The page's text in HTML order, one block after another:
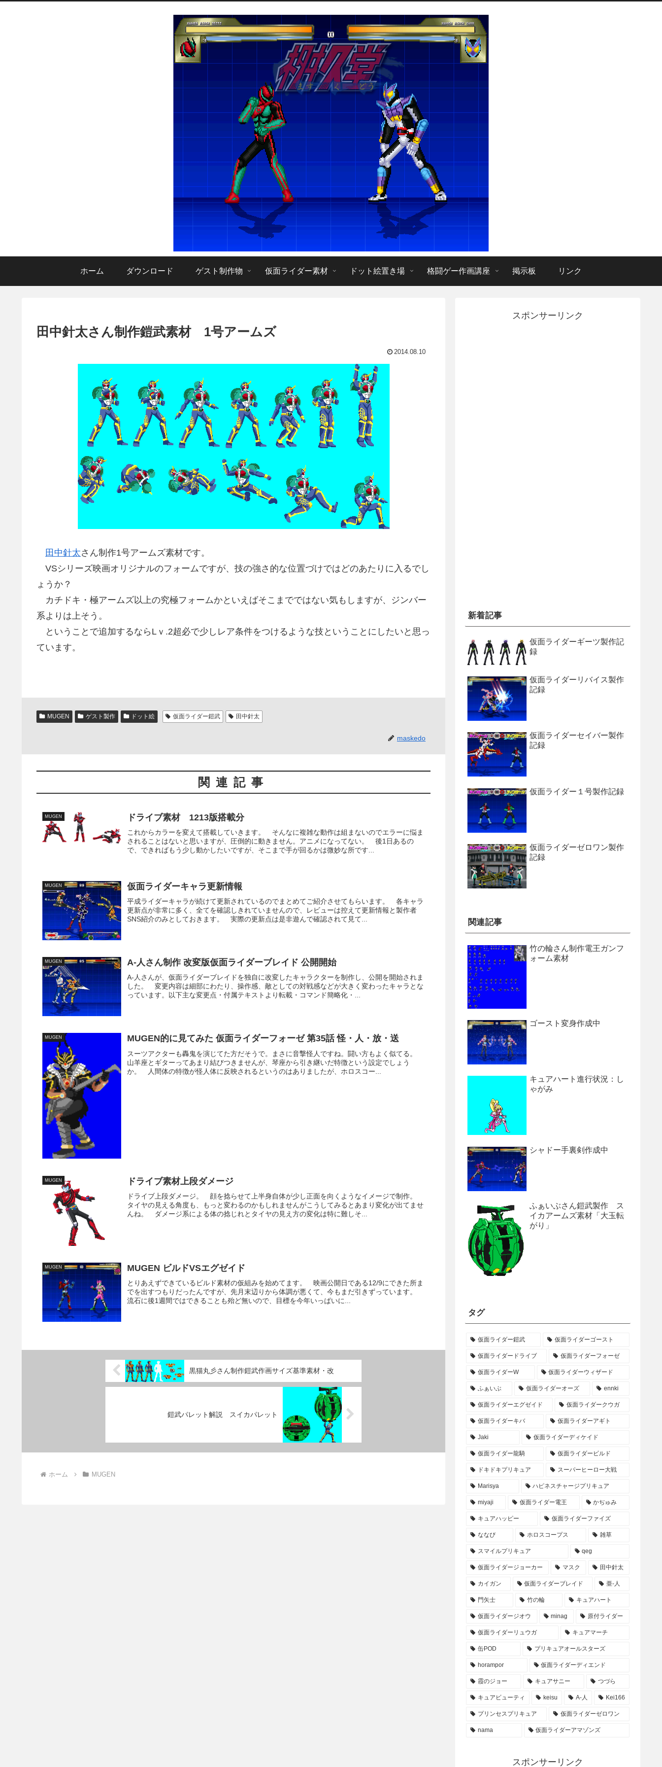
ホーム ダウンロード ゲスト制作物 仮面ライダー素材 ドット絵置き場 格闘ゲー作画講座 掲示板 リンク
田中針太さん制作鎧武素材 1号アームズ
2014.08.10
田中針太さん制作1号アームズ素材です。
VSシリーズ映画オリジナルのフォームですが、技の強さ的な位置づけではどのあたりに入るでし
ょうか？
カチドキ・極アームズ以上の究極フォームかといえばそこまでではない気もしますが、ジンバー
系よりは上そう。
ということで追加するならLｖ.2超必で少しレア条件をつけるような技ということにしたいと思っ
ています。
MUGEN ゲスト製作 ドット絵 仮面ライダー鎧武 田中針太
maskedo
関連記事
MUGEN ドライブ素材 1213版搭載分
これからカラーを変えて搭載していきます。 そんなに複雑な動作は組まないのでエラーに悩ま
されることはないと思いますが、圧倒的に動きません。アニメになってない。 後1日あるの
で、できればもう少し動かしたいですが、そこまで手が回るかは微妙な所です...
MUGEN 仮面ライダーキャラ更新情報
平成ライダーキャラが続けて更新されているのでまとめてご紹介させてもらいます。 各キャラ
更新点が非常に多く、全てを確認しきれていませんので、レビューは控えて更新情報と製作者
SNS紹介のみとしておきます。 実際の更新点は是非遊んで確認されて見て...
MUGEN A-人さん制作 改変版仮面ライダーブレイド 公開開始
A-人さんが、仮面ライダーブレイドを独自に改変したキャラクターを制作し、公開を開始されま
した。 変更内容は細部にわたり、操作感、敵としての対戦感などが大きく変わったキャラとな
っています。以下主な変更点・付属テキストより転載・コマンド簡略化・...
MUGEN MUGEN的に見てみた 仮面ライダーフォーゼ 第35話 怪・人・放・送
スーツアクターも轟鬼を演じてた方だそうで。まさに音撃怪人ですね。闘い方もよく似てる。
山羊座とギターってあまり結びつきませんが、琴座から引き継いだ特徴という設定でしょう
か。 人間体の特徴が怪人体に反映されるというのはありましたが、ホロスコー...
MUGEN ドライブ素材上段ダメージ
ドライブ上段ダメージ。 顔を捻らせて上半身自体が少し正面を向くようなイメージで制作。
タイヤの見える角度も、もっと変わるのかもしれませんがこうしてみるとあまり変化が出てませ
んね。 ダメージ系による体の捻じれとタイヤの見え方の変化は特に難しそ...
MUGEN MUGEN ビルドVSエグゼイド
とりあえずできているビルド素材の仮組みを始めてます。 映画公開日である12/9にできた所ま
でを出すつもりだったんですが、先月末辺りから体調が悪くて、今もまだ引きずっています。
流石に後1週間ではできることも殆ど無いので、目標を今年いっぱいに...
黒猫丸彡さん制作鎧武作画サイズ基準素材・改
鎧武パレット解説 スイカパレット
ホーム MUGEN
スポンサーリンク
新着記事
仮面ライダーギーツ製作記
録
仮面ライダーリバイス製作
記録
仮面ライダーセイバー製作
記録
仮面ライダー１号製作記録
仮面ライダーゼロワン製作
記録
関連記事
竹の輪さん制作電王ガンフ
ォーム素材
ゴースト変身作成中
キュアハート進行状況：し
ゃがみ
シャドー手裏剣作成中
ふぁいぶさん鎧武製作 ス
イカアームズ素材「大玉転
がり」
タグ
仮面ライダー鎧武 仮面ライダーゴースト
仮面ライダードライブ 仮面ライダーフォーゼ
仮面ライダーW 仮面ライダーウィザード
ふぁいぶ 仮面ライダーオーズ ennki
仮面ライダーエグゼイド 仮面ライダークウガ
仮面ライダーキバ 仮面ライダーアギト
Jaki 仮面ライダーディケイド
仮面ライダー龍騎 仮面ライダービルド
ドキドキプリキュア スーパーヒーロー大戦
Marisya ハピネスチャージプリキュア
miyaji 仮面ライダー電王 かぢゅみ
キュアハッピー 仮面ライダーファイズ
ななび ホロスコープス 雑草
スマイルプリキュア qeg
仮面ライダージョーカー マスク 田中針太
カイガン 仮面ライダーブレイド 亜-人
門矢士 竹の輪 キュアハート
仮面ライダージオウ minag 原付ライダー
仮面ライダーリュウガ キュアマーチ
缶POD プリキュアオールスターズ
horampor 仮面ライダーディエンド
霞のジョー キュアサニー つづら
キュアビューティ keisu A-人 Kei166
プリンセスプリキュア 仮面ライダーゼロワン
nama 仮面ライダーアマゾンズ
スポンサーリンク